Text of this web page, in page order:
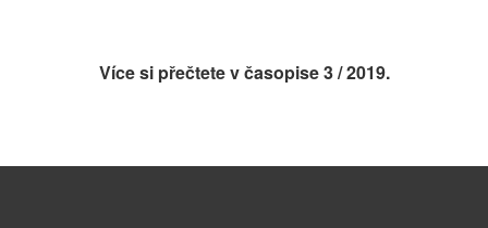
Více si přečtete v časopise3 / 2019.